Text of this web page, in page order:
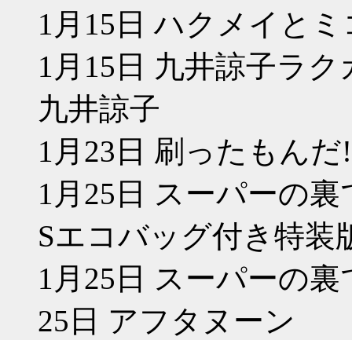
1月15日 ハクメイと
1月15日 九井諒子ラ
九井諒子
1月23日 刷ったもん
1月25日 スーパーの
Sエコバッグ付き特装
1月25日 スーパーの
25日 アフタヌーン